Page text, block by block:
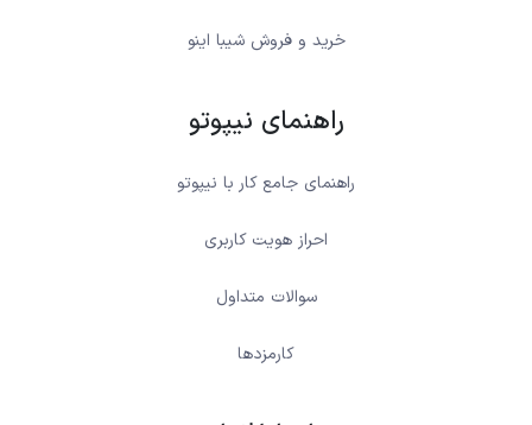
خرید و فروش شیبا اینو
راهنمای نیپوتو
راهنمای جامع کار با نیپوتو
احراز هویت کاربری
سوالات متداول
کارمزدها